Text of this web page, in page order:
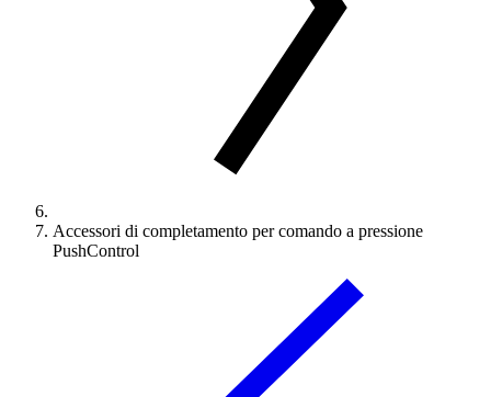
Accessori di completamento per comando a pressione
PushControl